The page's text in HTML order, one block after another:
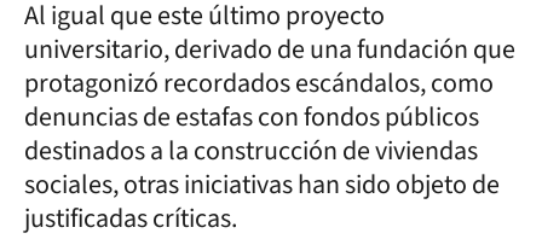
Al igual que este último proyecto
universitario, derivado de una fundación que
protagonizó recordados escándalos, como
denuncias de estafas con fondos públicos
destinados a la construcción de viviendas
sociales, otras iniciativas han sido objeto de
justificadas críticas.